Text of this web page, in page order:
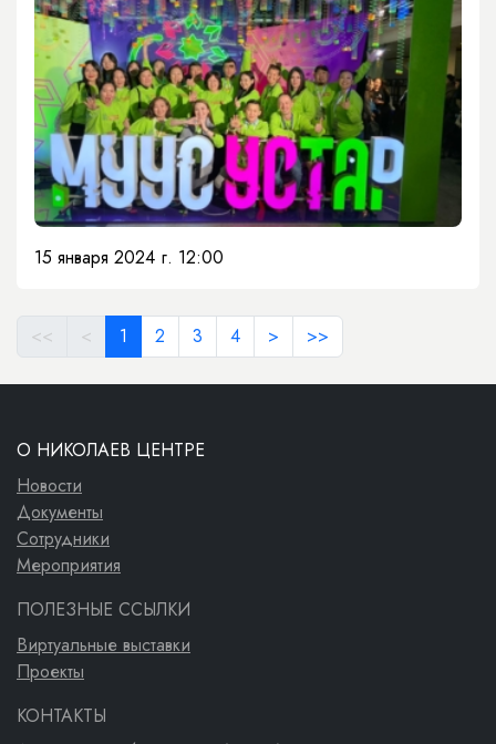
15 января 2024 г. 12:00
<< < 1 2 3 4 > >>
О НИКОЛАЕВ ЦЕНТРЕ
Новости
Документы
Сотрудники
Мероприятия
ПОЛЕЗНЫЕ ССЫЛКИ
Виртуальные выставки
Проекты
КОНТАКТЫ